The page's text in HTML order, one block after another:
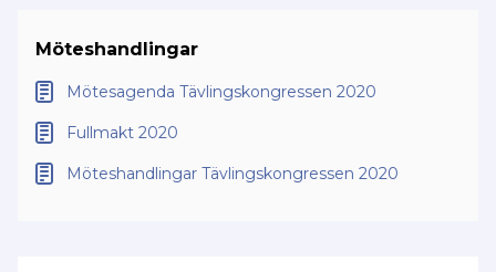
Möteshandlingar
Mötesagenda Tävlingskongressen 2020
Fullmakt 2020
Möteshandlingar Tävlingskongressen 2020